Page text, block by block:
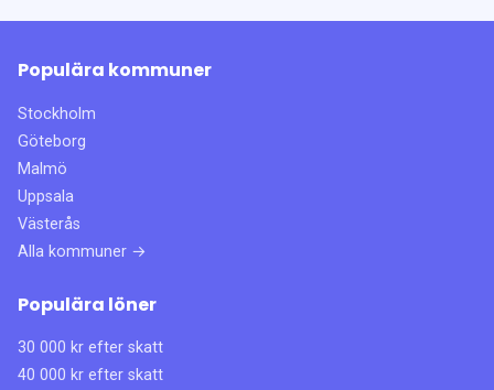
Populära kommuner
Stockholm
Göteborg
Malmö
Uppsala
Västerås
Alla kommuner →
Populära löner
30 000 kr efter skatt
40 000 kr efter skatt